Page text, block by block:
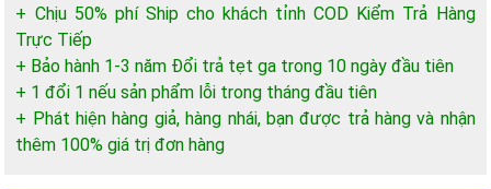
+ Chịu 50% phí Ship cho khách tỉnh COD Kiểm Trả Hàng
Trực Tiếp
+ Bảo hành 1-3 năm Đổi trả tẹt ga trong 10 ngày đầu tiên
+ 1 đổi 1 nếu sản phẩm lỗi trong tháng đầu tiên
+ Phát hiện hàng giả, hàng nhái, bạn được trả hàng và nhận
thêm 100% giá trị đơn hàng